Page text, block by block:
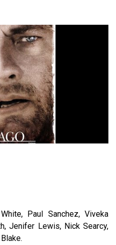
Paul Sanchez, Viveka
Jenifer Lewis, Nick Searcy,